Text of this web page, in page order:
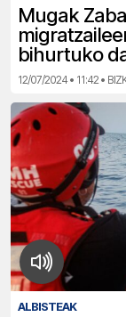
Mugak
bihurtuko
12/07/2024 • 11:42 •
ALBISTEAK